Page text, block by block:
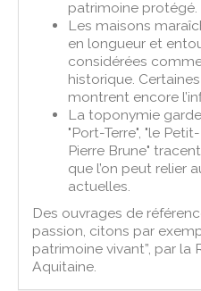
patrimoine protégé.
Les maisons
en longueur et
considérées
historique.
montrent encore
La toponymie
"Port-Terre", "le
Pierre Brune"
que l’on peut relier
actuelles.
Des ouvrages de
passion, citons par
patrimoine vivant”, par la
Aquitaine.